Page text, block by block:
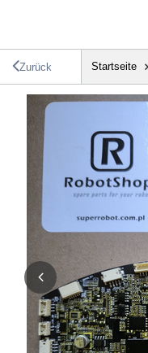
Zurück Startseite